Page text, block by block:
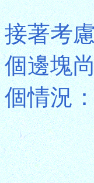
接著考
個邊塊
個情況：